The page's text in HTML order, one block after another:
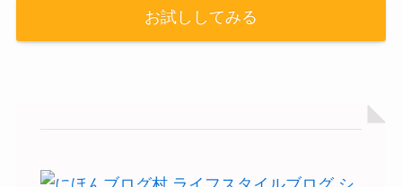
お試ししてみる